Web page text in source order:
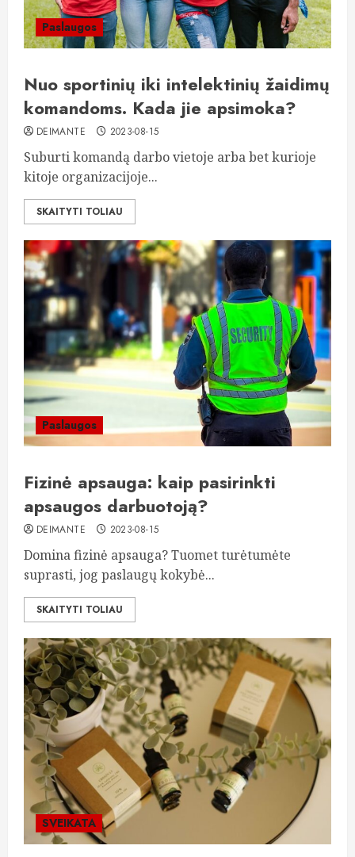
Paslaugos
Nuo sportinių iki intelektinių žaidimų
komandoms. Kada jie apsimoka?
DEIMANTE 2023-08-15
Suburti komandą darbo vietoje arba bet kurioje
kitoje organizacijoje...
SKAITYTI TOLIAU
Paslaugos
Fizinė apsauga: kaip pasirinkti
apsaugos darbuotoją?
DEIMANTE 2023-08-15
Domina fizinė apsauga? Tuomet turėtumėte
suprasti, jog paslaugų kokybė...
SKAITYTI TOLIAU
SVEIKATA